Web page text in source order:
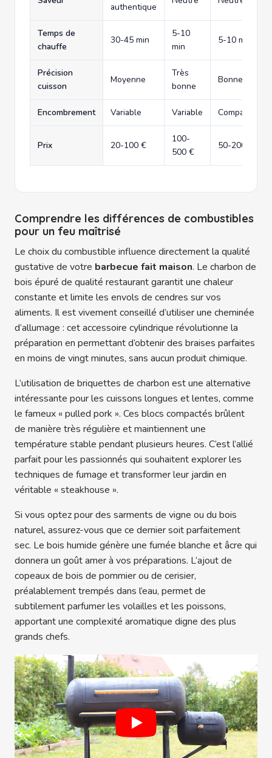
authentique
Temps de
chauffe
30-45 min
5-10
min
5-10 min
Précision
cuisson
Moyenne
Très
bonne
Bonne
Encombrement Variable Variable Compact
Prix 20-100 €
100-
500 €
50-200 €
Comprendre les différences de combustibles
pour un feu maîtrisé
Le choix du combustible influence directement la qualité
gustative de votre barbecue fait maison. Le charbon de
bois épuré de qualité restaurant garantit une chaleur
constante et limite les envols de cendres sur vos
aliments. Il est vivement conseillé d’utiliser une cheminée
d’allumage : cet accessoire cylindrique révolutionne la
préparation en permettant d’obtenir des braises parfaites
en moins de vingt minutes, sans aucun produit chimique.
L’utilisation de briquettes de charbon est une alternative
intéressante pour les cuissons longues et lentes, comme
le fameux « pulled pork ». Ces blocs compactés brûlent
de manière très régulière et maintiennent une
température stable pendant plusieurs heures. C’est l’allié
parfait pour les passionnés qui souhaitent explorer les
techniques de fumage et transformer leur jardin en
véritable « steakhouse ».
Si vous optez pour des sarments de vigne ou du bois
naturel, assurez-vous que ce dernier soit parfaitement
sec. Le bois humide génère une fumée blanche et âcre qui
donnera un goût amer à vos préparations. L’ajout de
copeaux de bois de pommier ou de cerisier,
préalablement trempés dans l’eau, permet de
subtilement parfumer les volailles et les poissons,
apportant une complexité aromatique digne des plus
grands chefs.